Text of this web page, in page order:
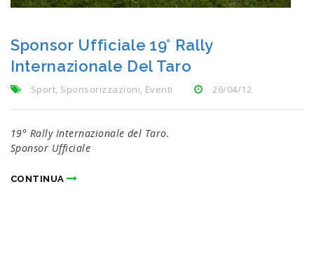
Sponsor Ufficiale 19° Rally
Internazionale Del Taro
Sport, Sponsorizzazioni, Eventi 26/04/12
19° Rally Internazionale del Taro.
Sponsor Ufficiale
CONTINUA